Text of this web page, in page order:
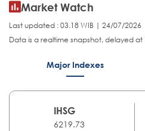
Market Watch
Last updated : 03.18 WIB | 24/07/2026
Data is a realtime snapshot, delayed at
Major Indexes
IHSG
6219.73